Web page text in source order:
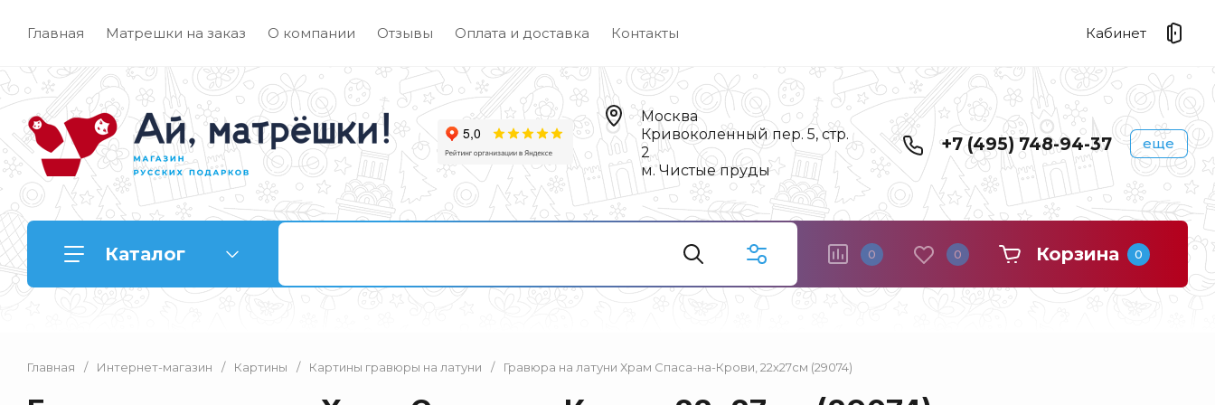
Главная Матрешки на заказ О компании Отзывы Оплата и доставка Контакты Кабинет
Москва
Кривоколенный пер. 5, стр.
2
м. Чистые пруды
+7 (495) 748-94-37 еще
Матрешки
Чай
Береста
Каталог 0 0 Корзина 0
Главная / Интернет-магазин / Картины / Картины гравюры на латуни / Гравюра на латуни Храм Спаса-на-Крови, 22х27см (29074)